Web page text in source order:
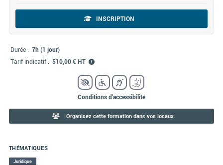
THÉMATIQUES
Juridique
INSCRIPTION
Durée : 7h (1 jour)
Tarif indicatif : 510,00 € HT
Conditions d'accessibilité
Organisez cette formation dans vos locaux